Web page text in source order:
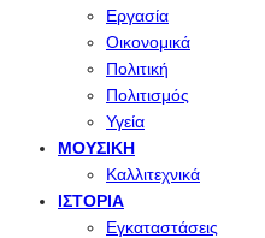
Εργασία
Οικονομικά
Πολιτική
Πολιτισμός
Υγεία
ΜΟΥΣΙΚΉ
Καλλιτεχνικά
ΙΣΤΟΡΊΑ
Εγκαταστάσεις